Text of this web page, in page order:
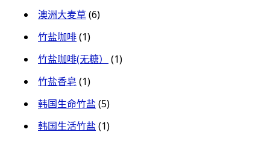
澳洲大麦草(6)
竹盐咖啡(1)
竹盐咖啡(无糖）
(1)
竹盐香皂 (1)
韩国生命竹盐(5)
韩国生活竹盐(1)